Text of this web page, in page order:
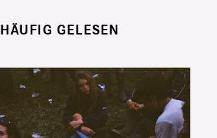
HÄUFIG GELESEN